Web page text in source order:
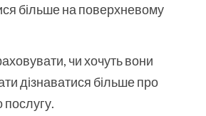
більше на поверхневому
чи хочуть вони
дізнаватися більше про
послугу.